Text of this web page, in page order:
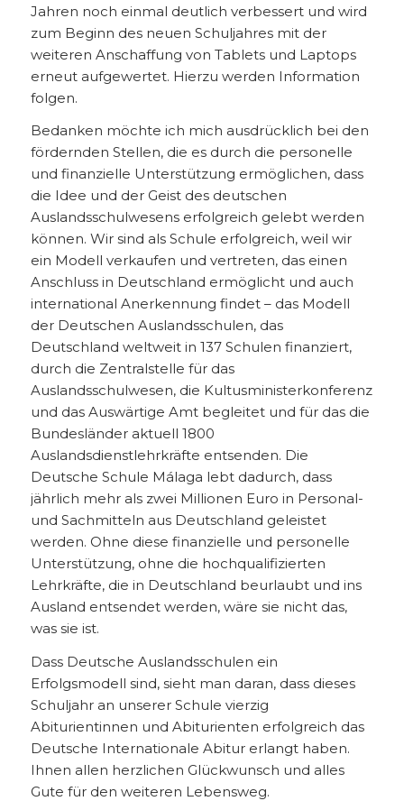
Jahren noch einmal deutlich verbessert und wird
zum Beginn des neuen Schuljahres mit der
weiteren Anschaffung von Tablets und Laptops
erneut aufgewertet. Hierzu werden Information
folgen.
Bedanken möchte ich mich ausdrücklich bei den
fördernden Stellen, die es durch die personelle
und finanzielle Unterstützung ermöglichen, dass
die Idee und der Geist des deutschen
Auslandsschulwesens erfolgreich gelebt werden
können. Wir sind als Schule erfolgreich, weil wir
ein Modell verkaufen und vertreten, das einen
Anschluss in Deutschland ermöglicht und auch
international Anerkennung findet – das Modell
der Deutschen Auslandsschulen, das
Deutschland weltweit in 137 Schulen finanziert,
durch die Zentralstelle für das
Auslandsschulwesen, die Kultusministerkonferenz
und das Auswärtige Amt begleitet und für das die
Bundesländer aktuell 1800
Auslandsdienstlehrkräfte entsenden. Die
Deutsche Schule Málaga lebt dadurch, dass
jährlich mehr als zwei Millionen Euro in Personal-
und Sachmitteln aus Deutschland geleistet
werden. Ohne diese finanzielle und personelle
Unterstützung, ohne die hochqualifizierten
Lehrkräfte, die in Deutschland beurlaubt und ins
Ausland entsendet werden, wäre sie nicht das,
was sie ist.
Dass Deutsche Auslandsschulen ein
Erfolgsmodell sind, sieht man daran, dass dieses
Schuljahr an unserer Schule vierzig
Abiturientinnen und Abiturienten erfolgreich das
Deutsche Internationale Abitur erlangt haben.
Ihnen allen herzlichen Glückwunsch und alles
Gute für den weiteren Lebensweg.